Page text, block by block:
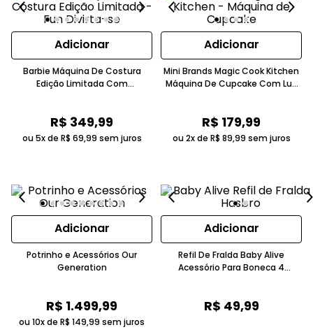
Adicionar
Barbie Máquina De Costura
Edição Limitada Com
R$ 349,99
ou 5x de R$ 69,99 sem juros
Adicionar
Mini Brands Magic Cook Kitchen
Máquina De Cupcake Com Luz
R$ 179,99
ou 2x de R$ 89,99 sem juros
Adicionar
Potrinho e Acessórios Our
Generation
R$ 1.499,99
ou 10x de R$ 149,99 sem juros
Adicionar
Refil De Fralda Baby Alive
Acessório Para Boneca 4
R$ 49,99